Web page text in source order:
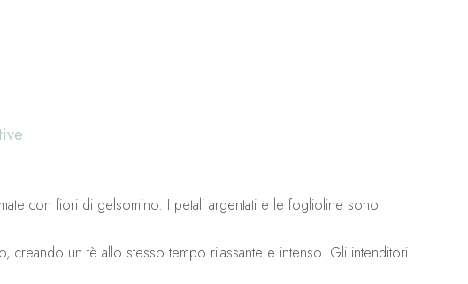
con fiori di gelsomino. I petali argentati e le foglioline sono
creando un tè allo stesso tempo rilassante e intenso. Gli intenditori